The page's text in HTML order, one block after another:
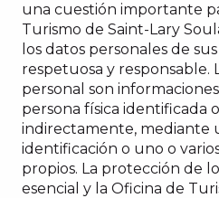
una cuestión importante
Turismo de Saint-Lary
los datos personales de
respetuosa y responsable.
personal son
persona física identificada
indirectamente, mediante
identificación o uno o
propios. La protección de
esencial y la Oficina de